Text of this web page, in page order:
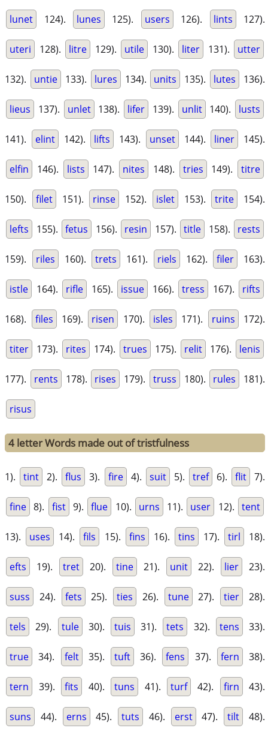
lunet 124). lunes 125). users 126). lints 127).
uteri 128). litre 129). utile 130). liter 131). utter
132). untie 133). lures 134). units 135). lutes 136).
lieus 137). unlet 138). lifer 139). unlit 140). lusts
141). elint 142). lifts 143). unset 144). liner 145).
elfin 146). lists 147). nites 148). tries 149). titre
150). filet 151). rinse 152). islet 153). trite 154).
lefts 155). fetus 156). resin 157). title 158). rests
159). riles 160). trets 161). riels 162). filer 163).
istle 164). rifle 165). issue 166). tress 167). rifts
168). files 169). risen 170). isles 171). ruins 172).
titer 173). rites 174). trues 175). relit 176). lenis
177). rents 178). rises 179). truss 180). rules 181).
risus
4 letter Words made out of tristfulness
1). tint 2). flus 3). fire 4). suit 5). tref 6). flit 7).
fine 8). fist 9). flue 10). urns 11). user 12). tent
13). uses 14). fils 15). fins 16). tins 17). tirl 18).
efts 19). tret 20). tine 21). unit 22). lier 23).
suss 24). fets 25). ties 26). tune 27). tier 28).
tels 29). tule 30). tuis 31). tets 32). tens 33).
true 34). felt 35). tuft 36). fens 37). fern 38).
tern 39). fits 40). tuns 41). turf 42). firn 43).
suns 44). erns 45). tuts 46). erst 47). tilt 48).